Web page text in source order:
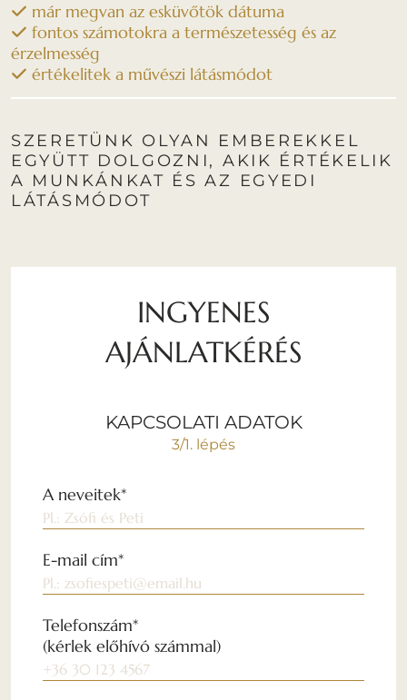
már megvan az esküvőtök dátuma
fontos számotokra a természetesség és az
érzelmesség
értékelitek a művészi látásmódot
SZERETÜNK OLYAN EMBEREKKEL
EGYÜTT DOLGOZNI, AKIK ÉRTÉKELIK
A MUNKÁNKAT ÉS AZ EGYEDI
LÁTÁSMÓDOT
INGYENES
AJÁNLATKÉRÉS
KAPCSOLATI ADATOK
3/1. lépés
A neveitek*
E-mail cím*
Telefonszám*
(kérlek előhívó számmal)